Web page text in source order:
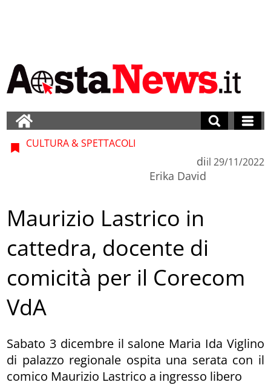
CULTURA & SPETTACOLI
di
Erika David
il 29/11/2022
Maurizio Lastrico in
cattedra, docente di
comicità per il Corecom
VdA
Sabato 3 dicembre il salone Maria Ida Viglino
di palazzo regionale ospita una serata con il
comico Maurizio Lastrico a ingresso libero